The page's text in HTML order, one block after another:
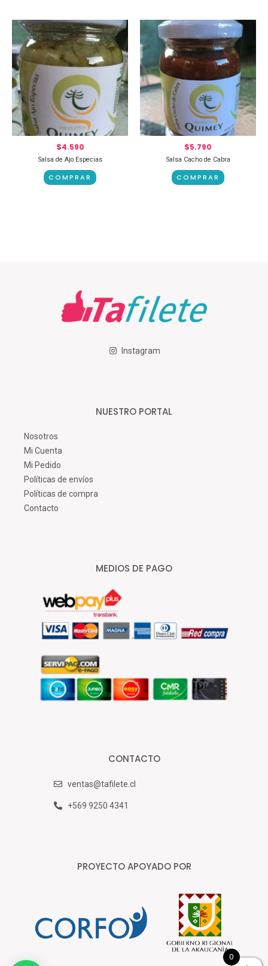
$4.590
Salsa de Ajo Especias
COMPRAR
$5.790
Salsa Cacho de Cabra
COMPRAR
Instagram
NUESTRO PORTAL
Nosotros
Mi Cuenta
Mi Pedido
Políticas de envíos
Políticas de compra
Contacto
MEDIOS DE PAGO
CONTACTO
ventas@tafilete.cl
+569 9250 4341
PROYECTO APOYADO POR
0